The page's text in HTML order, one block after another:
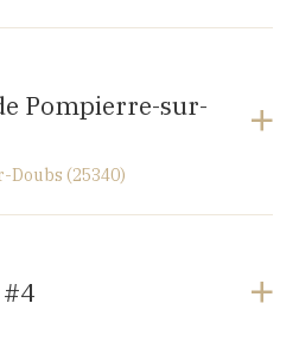
18 Place Clermont-
Pompierre-sur-
(25340)
(25340)
#4